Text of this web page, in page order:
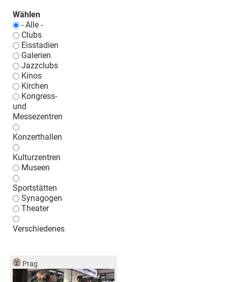
Wählen
- Alle -
Clubs
Eisstadien
Galerien
Jazzclubs
Kinos
Kirchen
Kongress-
und
Messezentren
Konzerthallen
Kulturzentren
Museen
Sportstätten
Synagogen
Theater
Verschiedenes
Prag